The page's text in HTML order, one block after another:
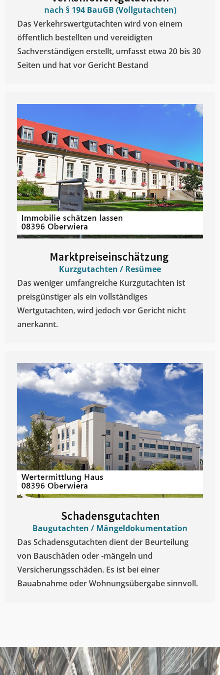
nach § 194 BauGB (Vollgutachten)
Das Verkehrswertgutachten wird von einem
öffentlich bestellten und vereidigten
Sachverständigen erstellt, umfasst etwa 20 bis 30
Seiten und hat vor Gericht Bestand
Marktpreiseinschätzung ​
Kurzgutachten / Resümee
Das weniger umfangreiche Kurzgutachten ist
preisgünstiger als ein vollständiges
Wertgutachten, wird jedoch vor Gericht nicht
anerkannt.
Schadensgutachten
Baugutachten / Mängeldokumentation
Das Schadensgutachten dient der Beurteilung
von Bauschäden oder -mängeln und
Versicherungsschäden. Es ist bei einer
Bauabnahme oder Wohnungsübergabe sinnvoll.